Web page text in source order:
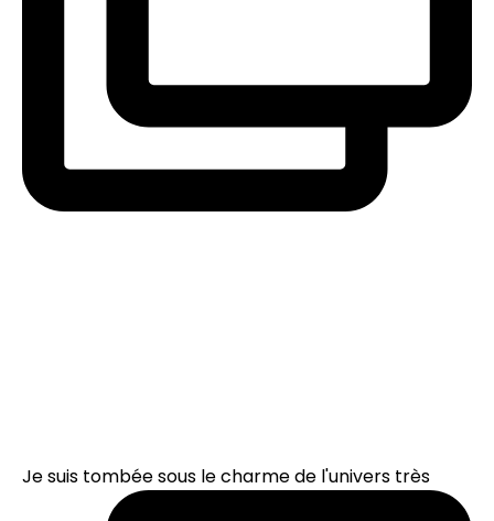
Je suis tombée sous le charme de l'univers très